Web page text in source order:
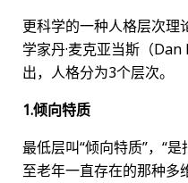
更科学的一种人格层次理
学家丹·麦克亚当斯（
出，人格分为3个层次。
1.倾向特质
最低层叫“倾向特质”，“
至老年一直存在的那种多